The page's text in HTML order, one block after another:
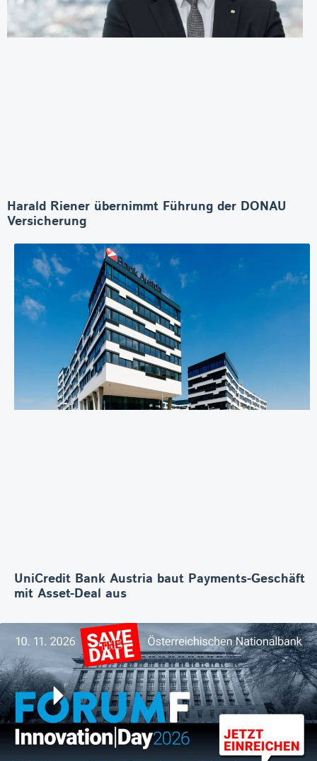
Harald Riener übernimmt Führung der DONAU
Versicherung
UniCredit Bank Austria baut Payments-Geschäft
mit Asset-Deal aus